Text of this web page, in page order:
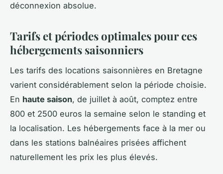
déconnexion absolue.
Tarifs et périodes optimales pour ces
hébergements saisonniers
Les tarifs des locations saisonnières en Bretagne
varient considérablement selon la période choisie.
En haute saison, de juillet à août, comptez entre
800 et 2500 euros la semaine selon le standing et
la localisation. Les hébergements face à la mer ou
dans les stations balnéaires prisées affichent
naturellement les prix les plus élevés.